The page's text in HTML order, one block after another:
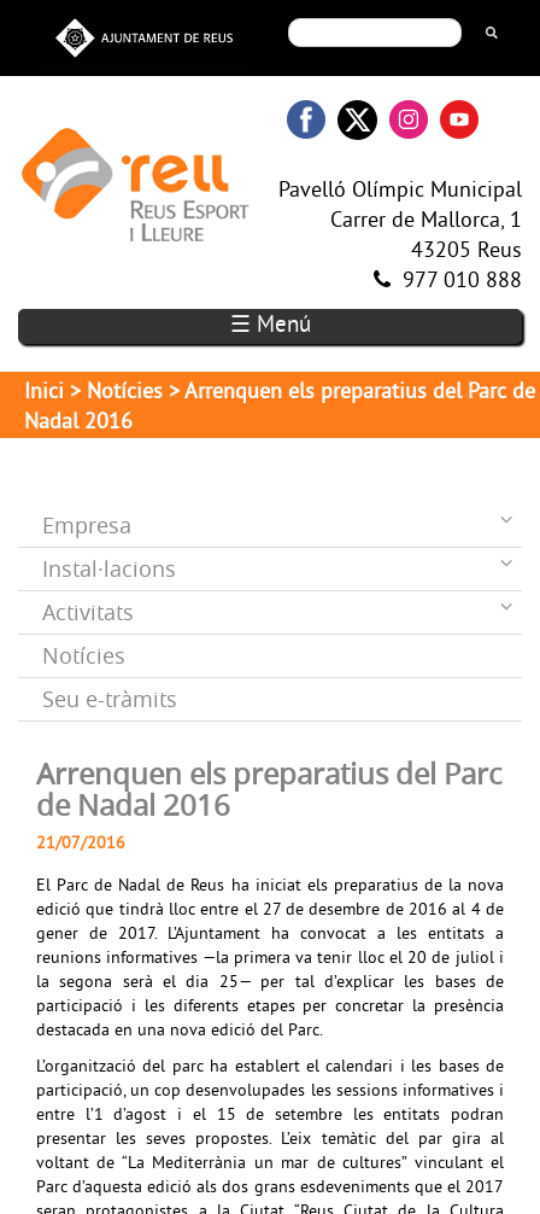
Pavelló Olímpic Municipal
Carrer de Mallorca, 1
43205 Reus
977 010 888
☰ Menú
Inici > Notícies > Arrenquen els preparatius del Parc de
Nadal 2016
Empresa
Instal·lacions
Activitats
Notícies
Seu e-tràmits
Arrenquen els preparatius del Parc
de Nadal 2016
21/07/2016
El Parc de Nadal de Reus ha iniciat els preparatius de la nova
edició que tindrà lloc entre el 27 de desembre de 2016 al 4 de
gener de 2017. L’Ajuntament ha convocat a les entitats a
reunions informatives —la primera va tenir lloc el 20 de juliol i
la segona serà el dia 25— per tal d’explicar les bases de
participació i les diferents etapes per concretar la presència
destacada en una nova edició del Parc.
L’organització del parc ha establert el calendari i les bases de
participació, un cop desenvolupades les sessions informatives i
entre l’1 d’agost i el 15 de setembre les entitats podran
presentar les seves propostes. L’eix temàtic del par gira al
voltant de “La Mediterrània un mar de cultures” vinculant el
Parc d’aquesta edició als dos grans esdeveniments que el 2017